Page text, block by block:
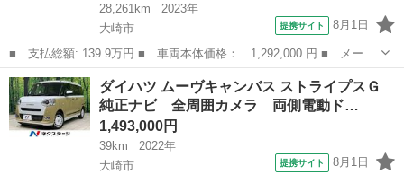
28,261km
2023年
大崎市
提携サイト 8月1日
■ 支払総額: 139.9万円 ■ 車両本体価格： 1,292,000 円 ■ メーカ
ー名： ダイハツ ■ 車種名： タント ■ グレード名： Ｘ 純正
９型ディスプレイオーディオ 全周囲カメラ 衝突軽減装置 両側電
動ドア ...
宮城 大崎市 タント
ダイハツ ムーヴキャンバス ストライプスＧ
純正ナビ 全周囲カメラ 両側電動ド…
1,493,000円
39km
2022年
大崎市
提携サイト 8月1日